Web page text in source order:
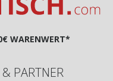
WARENWERT*
PARTNER